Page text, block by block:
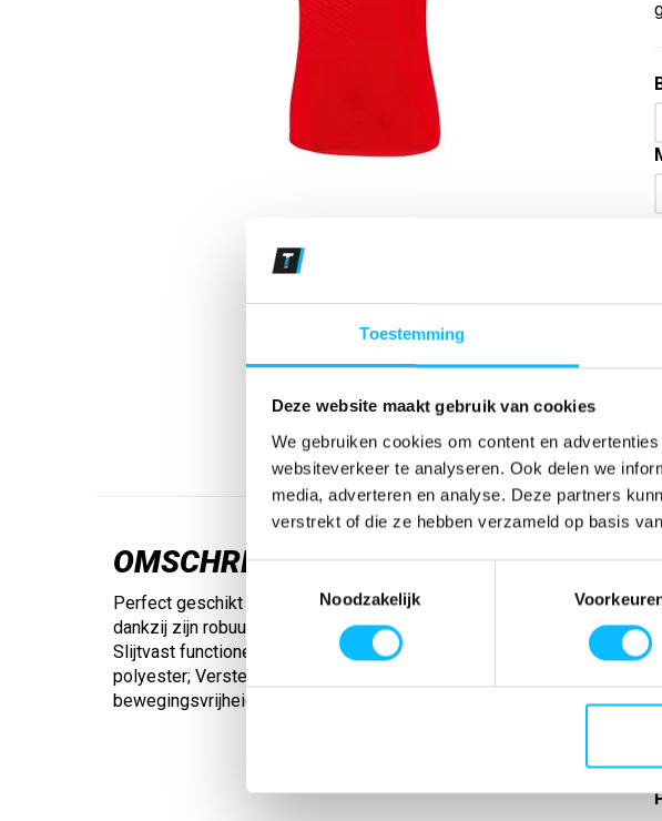
Toestemming
Deze website maakt gebruik van cookies
We gebruiken cookies om content en
websiteverkeer te analyseren. Ook delen we
media, adverteren en analyse. Deze partners
verstrekt of die ze hebben verzameld op basis
Toestemmingsselectie
Noodzakelijk
OMSCHRIJVING
Perfect geschikt voor elke teamsport: Het Mantua shirt overtuigt
dankzij zijn robuuste eigenschappen en het stijlvolle design.
Slijtvast functioneel materiaal; Gemaakt van gerecycled
polyester; Versterkte kraag; Raglanmouwen voor meer
bewegingsvrijheid; Getailleerd model